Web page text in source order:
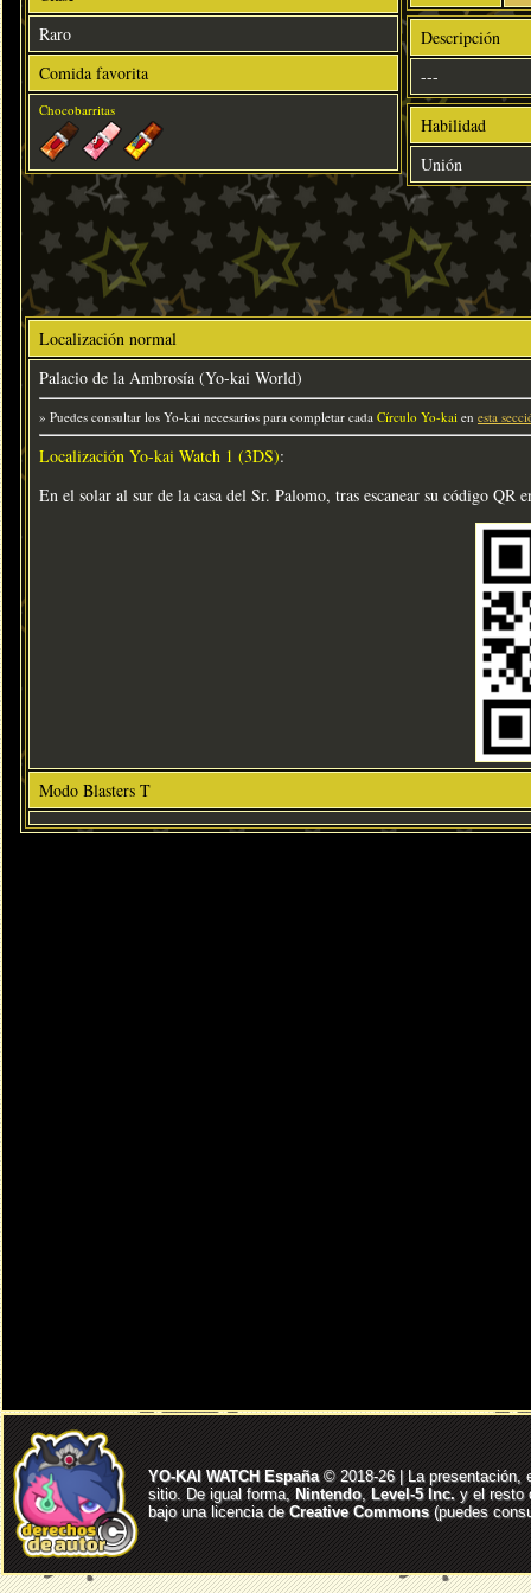
Raro
Comida favorita
Chocobarritas
Descripción
---
Habilidad
Unión
Localización normal
Palacio de la Ambrosía (Yo-kai World)
» Puedes consultar los Yo-kai necesarios para completar cada Círculo Yo-kai en esta
Localización Yo-kai Watch 1 (3DS):
En el solar al sur de la casa del Sr. Palomo, tras escanear su código QR
Modo Blasters T
YO-KAI WATCH España© 2018-26 | La presentación,
sitio. De igual forma, Nintendo, Level-5 Inc. y el resto
bajo una licencia deCreative Commons(puedes